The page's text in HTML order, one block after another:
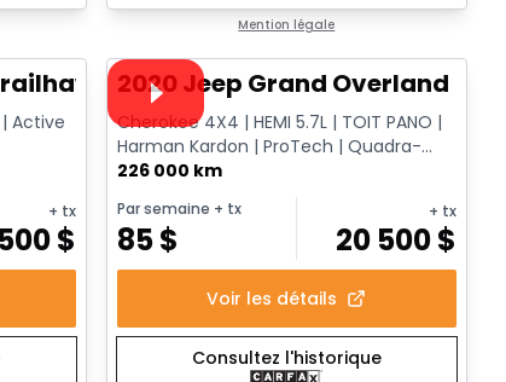
Mention légale
Active
+ tx
$
Vidéo disponible
Très bonne offre
2020 Jeep Grand Overland
Cherokee 4X4 | HEMI 5.7L | TOIT PANO |
Harman Kardon | ProTech | Quadra-
Drive II
226 000 km
Par semaine + tx
85$
+ tx
20 500$
Voir les détails
Consultez l'historique